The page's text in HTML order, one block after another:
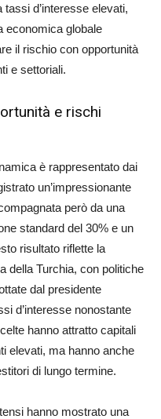
d’interesse elevati,
economica globale
il rischio con opportunità
e settoriali.
e rischi
è rappresentato dai
un’impressionante
però da una
standard del 30% e un
risultato riflette la
della Turchia, con politiche
dal presidente
d’interesse nonostante
hanno attratto capitali
elevati, ma hanno anche
di lungo termine.
hanno mostrato una